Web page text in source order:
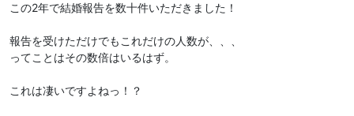
この2年で結婚報告を数十件いただきました！
報告を受けただけでもこれだけの人数が、、、
ってことはその数倍はいるはず。
これは凄いですよねっ！？